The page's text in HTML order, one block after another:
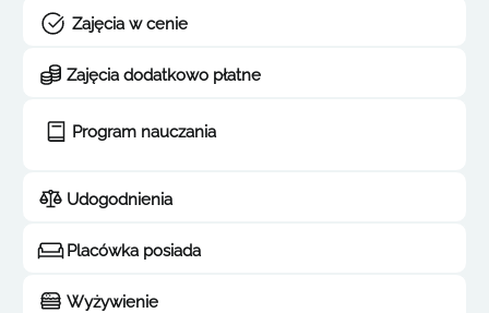
Zajęcia w cenie
Zajęcia dodatkowo płatne
Program nauczania
Udogodnienia
Placówka posiada
Wyżywienie